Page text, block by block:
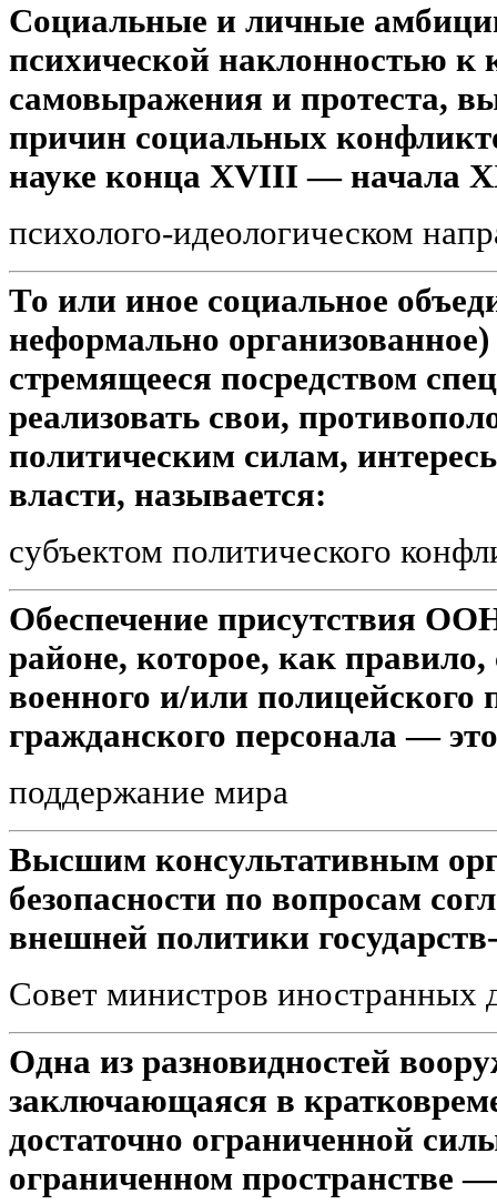
Социальные и личные
психической наклонностью к
самовыражения и протеста,
причин социальных
науке конца XVIII — начала
психолого-идеологическом
То или иное социальное
неформально
стремящееся посредством
реализовать свои,
политическим силам,
власти, называется:
субъектом политического
Обеспечение присутствия
районе, которое, как
военного и/или
гражданского персонала —
поддержание мира
Высшим консультативным
безопасности по вопросам
внешней политики
Совет министров иностранных
Одна из разновидностей
заключающаяся в
достаточно ограниченной
ограниченном пространстве